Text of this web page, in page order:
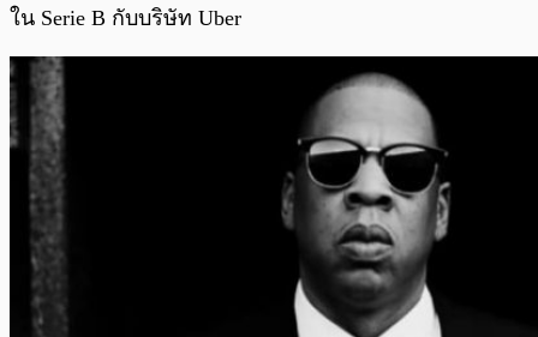
ใน Serie B กับบริษัท Uber